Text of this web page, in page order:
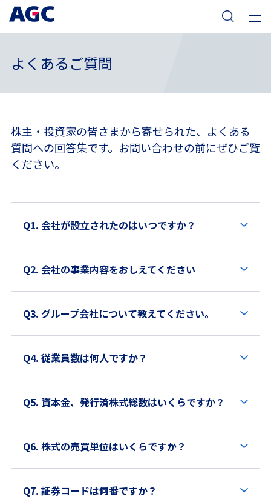
よくあるご質問
株主・投資家の皆さまから寄せられた、よくある
質問への回答集です。お問い合わせの前にぜひご覧
ください。
Q1. 会社が設立されたのはいつですか？
Q2. 会社の事業内容をおしえてください
Q3. グループ会社について教えてください。
Q4. 従業員数は何人ですか？
Q5. 資本金、発行済株式総数はいくらですか？
Q6. 株式の売買単位はいくらですか？
Q7. 証券コードは何番ですか？